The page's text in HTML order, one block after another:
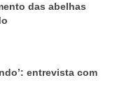
das abelhas
entrevista com